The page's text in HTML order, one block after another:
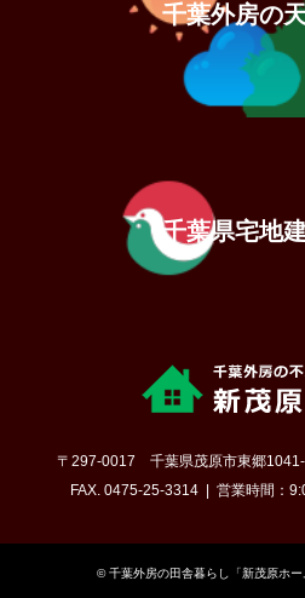
千葉外房の
千葉県宅地
〒297-0017 千葉県茂原市東郷
FAX. 0475-25-3314
営業時間：
©千葉外房の田舎暮らし「新茂原ホー